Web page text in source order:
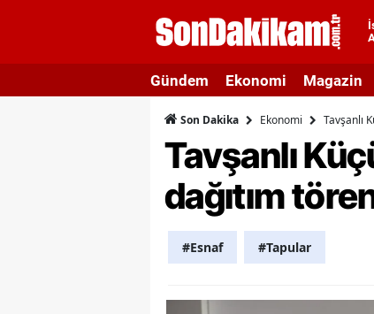
Gündem Ekonomi Magazin
Son Dakika Ekonomi Tavşanlı
Tavşanlı
dağıtım
#Esnaf #Tapular